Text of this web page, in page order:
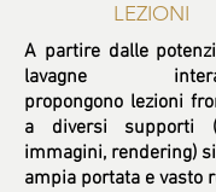
LEZIONI
A partire dalle
lavagne
propongono lezioni
a diversi supporti
immagini, rendering)
ampia portata e vasto